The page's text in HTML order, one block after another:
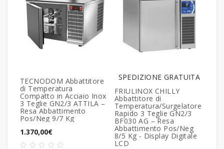
TECNODOM Abbattitore
di Temperatura
Compatto in Acciaio Inox
3 Teglie GN2/3 ATTILA –
Resa Abbattimento
Pos/Neg 9/7 Kg
1.370,00€
SPEDIZIONE GRATUITA
FRIULINOX CHILLY
Abbattitore di
Temperatura/Surgelatore
Rapido 3 Teglie GN2/3
BF030 AG – Resa
Abbattimento Pos/Neg
8/5 Kg - Display Digitale
LCD